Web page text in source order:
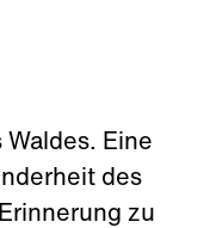
Waldes. Eine
des
zu